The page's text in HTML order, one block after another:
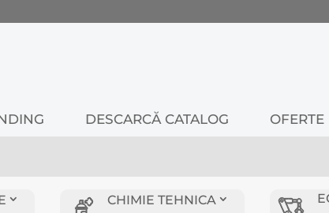
DESCARCĂ CATALOG OFERTE
CHIMIE TEHNICA